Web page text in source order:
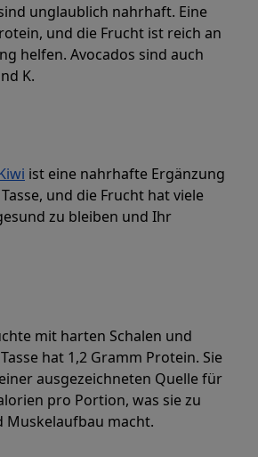
unglaublich nahrhaft. Eine
und die Frucht ist reich an
helfen. Avocados sind auch
K.
ist eine nahrhafte Ergänzung
und die Frucht hat viele
zu bleiben und Ihr
mit harten Schalen und
hat 1,2 Gramm Protein. Sie
ausgezeichneten Quelle für
pro Portion, was sie zu
Muskelaufbau macht.